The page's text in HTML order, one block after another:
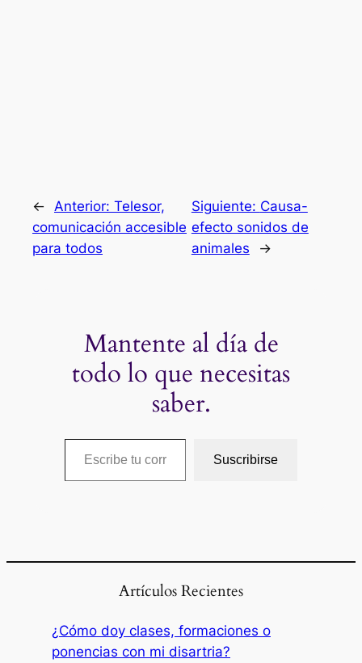
← Anterior: Telesor,
comunicación accesible
para todos
Siguiente: Causa-
efecto sonidos de
animales
→
Mantente al día de
todo lo que necesitas
saber.
Escribe tu correo electrónico…
Suscribirse
Artículos Recientes
¿Cómo doy clases, formaciones o
ponencias con mi disartria?